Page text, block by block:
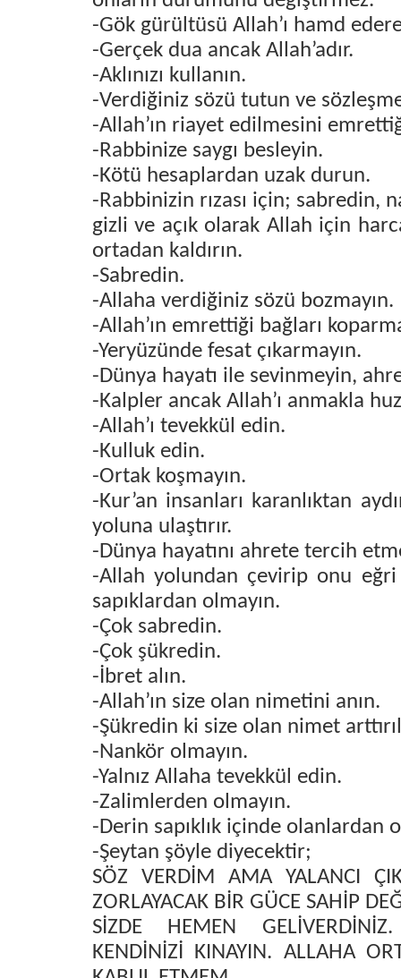
-Gök gürültüsü Allah’ı hamd
-Gerçek dua ancak Allah’adır.
-Aklınızı kullanın.
-Verdiğiniz sözü tutun ve
-Allah’ın riayet edilmesini
-Rabbinize saygı besleyin.
-Kötü hesaplardan uzak durun.
-Rabbinizin rızası için; sabredin,
gizli ve açık olarak Allah için
ortadan kaldırın.
-Sabredin.
-Allaha verdiğiniz sözü bozmayın.
-Allah’ın emrettiği bağları
-Yeryüzünde fesat çıkarmayın.
-Dünya hayatı ile sevinmeyin,
-Kalpler ancak Allah’ı anmakla
-Allah’ı tevekkül edin.
-Kulluk edin.
-Ortak koşmayın.
-Kur’an insanları karanlıktan
yoluna ulaştırır.
-Dünya hayatını ahrete tercih
-Allah yolundan çevirip onu
sapıklardan olmayın.
-Çok sabredin.
-Çok şükredin.
-İbret alın.
-Allah’ın size olan nimetini anın.
-Şükredin ki size olan nimet
-Nankör olmayın.
-Yalnız Allaha tevekkül edin.
-Zalimlerden olmayın.
-Derin sapıklık içinde olanlardan
-Şeytan şöyle diyecektir;
SÖZ VERDİM AMA YALANCI
ZORLAYACAK BİR GÜCE SAHİP
SİZDE HEMEN
KENDİNİZİ KINAYIN. ALLAHA